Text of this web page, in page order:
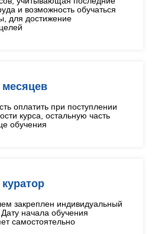
и возможность обучаться
для достижение
месяцев
оплатить при поступлении
курса, остальную часть
обучения
закреплен индивидуальный
начала обучения
самостоятельно